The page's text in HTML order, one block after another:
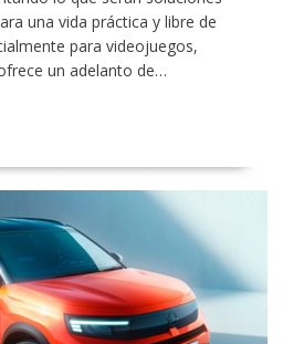
una vida práctica y libre de
para videojuegos,
un adelanto de…